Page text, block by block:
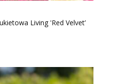
Living 'Red Velvet’